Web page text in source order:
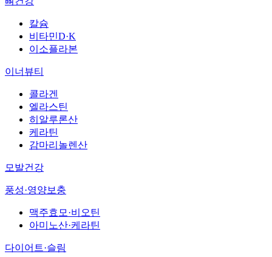
칼슘
비타민D·K
이소플라본
이너뷰티
콜라겐
엘라스틴
히알루론산
케라틴
감마리놀렌산
모발건강
풍성·영양보충
맥주효모·비오틴
아미노산·케라틴
다이어트·슬림